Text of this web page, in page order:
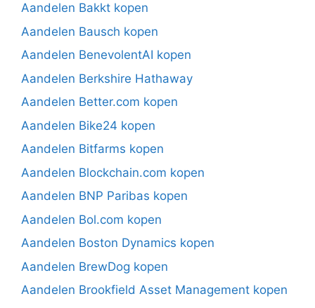
Aandelen Bakkt kopen
Aandelen Bausch kopen
Aandelen BenevolentAI kopen
Aandelen Berkshire Hathaway
Aandelen Better.com kopen
Aandelen Bike24 kopen
Aandelen Bitfarms kopen
Aandelen Blockchain.com kopen
Aandelen BNP Paribas kopen
Aandelen Bol.com kopen
Aandelen Boston Dynamics kopen
Aandelen BrewDog kopen
Aandelen Brookfield Asset Management kopen